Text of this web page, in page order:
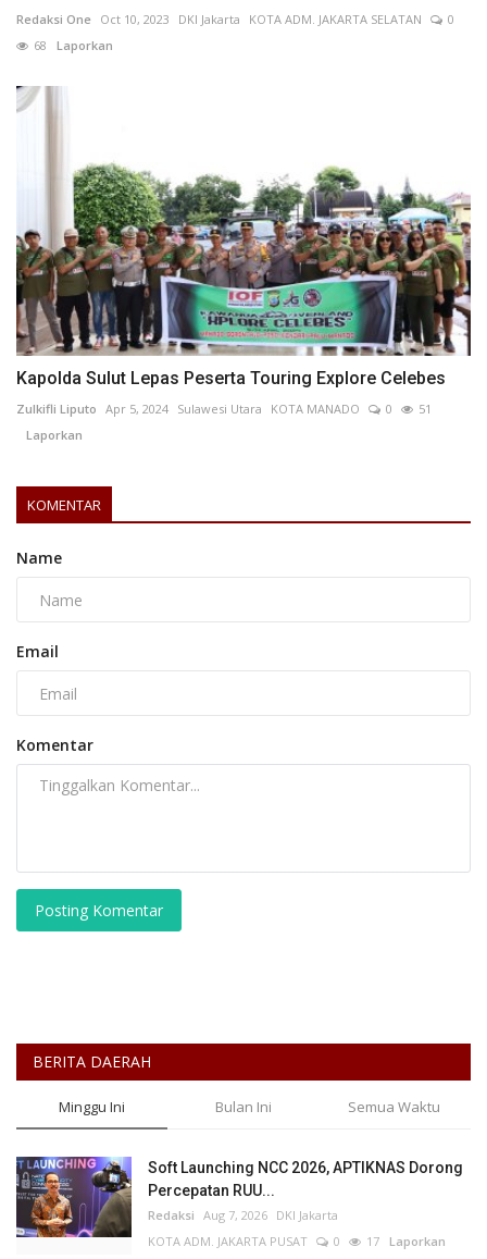
Redaksi One Oct 10, 2023 DKI Jakarta KOTA ADM. JAKARTA SELATAN
0
68 Laporkan
Kapolda Sulut Lepas Peserta Touring Explore Celebes
Zulkifli Liputo Apr 5, 2024 Sulawesi Utara KOTA MANADO 0
51
Laporkan
KOMENTAR
Name
Email
Komentar
Posting Komentar
BERITA DAERAH
Minggu Ini Bulan Ini Semua Waktu
Soft Launching NCC 2026, APTIKNAS Dorong
Percepatan RUU...
Redaksi Aug 7, 2026 DKI Jakarta
KOTA ADM. JAKARTA PUSAT
0 17 Laporkan